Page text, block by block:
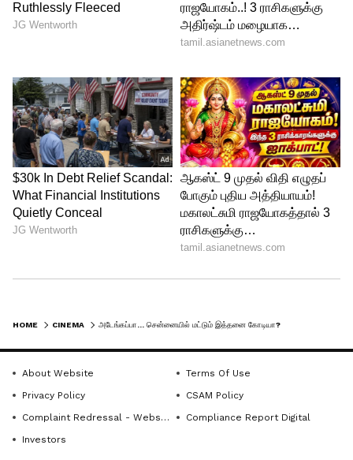
ரூபாய் 442 கோடி வரை இப்படம்
வசூலித்துள்ளதாக கூறப்படும் நிலையில்
எதிர்பார்க்கப்படுகிறது.
மேலும் செய்திகள்:இயக்குனர் அமீரை
சோகத்தில் ஆழ்த்திய இழப்பு..!
கண்ணீரில் மூழ்கிய குடும்பத்தினர்..!
HOME CINEMA
About Website
Terms Of Use
Privacy Policy
CSAM Policy
Complaint Redressal - Website
Compliance Report Digital
Investors